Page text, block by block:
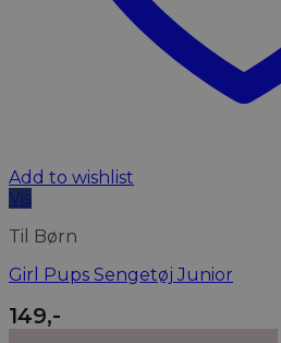
Add to wishlist
Vis
Til Børn
Girl Pups Sengetøj Junior
149,-